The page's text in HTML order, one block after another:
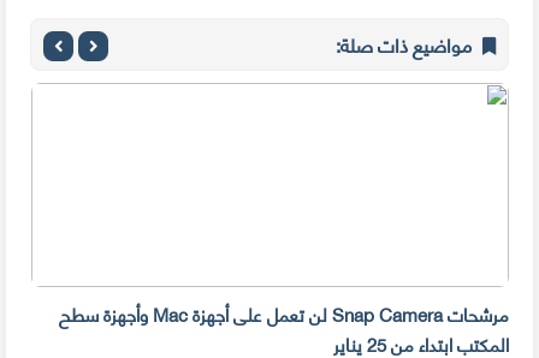
مواضيع ذات صلة:
مرشحات Snap Camera لن تعمل على أجهزة Mac وأجهزة سطح
المكتب ابتداء من 25 يناير